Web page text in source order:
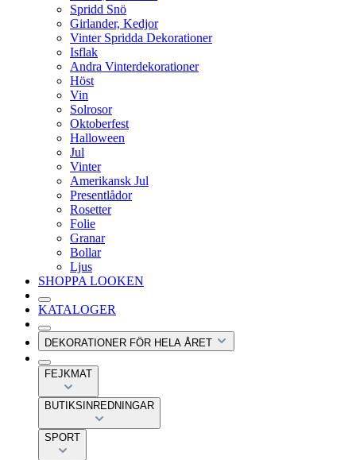
Spridd Snö
Girlander, Kedjor
Vinter Spridda Dekorationer
Isflak
Andra Vinterdekorationer
Höst
Vin
Solrosor
Oktoberfest
Halloween
Jul
Vinter
Amerikansk Jul
Presentlådor
Rosetter
Folie
Granar
Bollar
Ljus
SHOPPA LOOKEN
KATALOGER
DEKORATIONER FÖR HELA ÅRET
FEJKMAT
BUTIKSINREDNINGAR
SPORT